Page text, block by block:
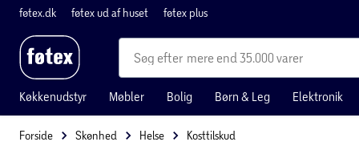
føtex.dk føtex ud af huset føtex plus
mere end 35.000 varer
Køkkenudstyr Møbler Bolig Børn & Leg Elektronik
Forside Skønhed Helse Kosttilskud